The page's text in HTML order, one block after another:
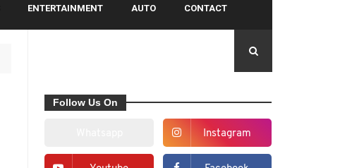
ENTERTAINMENT AUTO CONTACT
Follow Us On
Instagram